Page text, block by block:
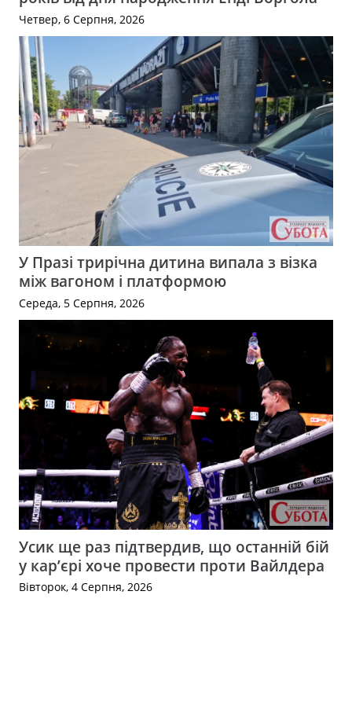
Четвер, 6 Серпня, 2026
У Празі трирічна дитина випала з візка
між вагоном і платформою
Середа, 5 Серпня, 2026
Усик ще раз підтвердив, що останній бій
у кар’єрі хоче провести проти Вайлдера
Вівторок, 4 Серпня, 2026